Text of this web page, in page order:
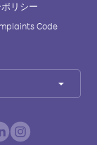
リシー
Code